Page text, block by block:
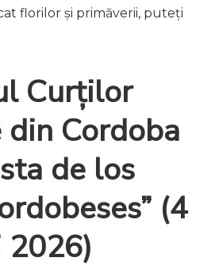
florilor și primăverii, puteți
Curților
Cordoba
de los
(4
2026)